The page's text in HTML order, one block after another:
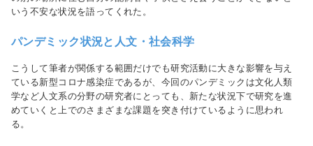
いう不安な状況を語ってくれた。
パンデミック状況と人文・社会科学
こうして筆者が関係する範囲だけでも研究活動に大きな影響を与え
ている新型コロナ感染症であるが、今回のパンデミックは文化人類
学など人文系の分野の研究者にとっても、新たな状況下で研究を進
めていくと上でのさまざまな課題を突き付けているように思われ
る。